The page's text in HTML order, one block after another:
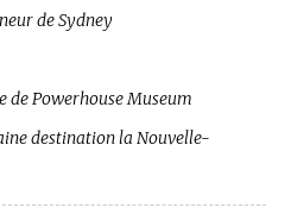
de Sydney
de Powerhouse Museum
destination la Nouvelle-